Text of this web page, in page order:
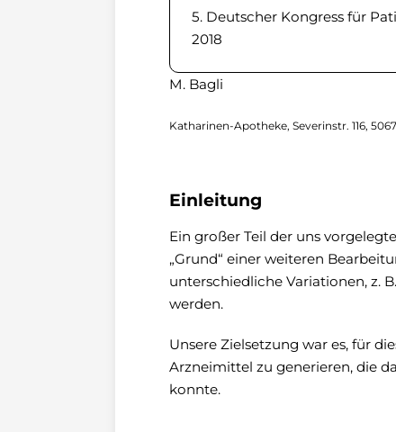
5. Deutscher Kongress für
2018
M. Bagli
Katharinen-Apotheke, Severinstr. 116,
Einleitung
Ein großer Teil der uns
„Grund“ einer weiteren
unterschiedliche Variationen, z.
werden.
Unsere Zielsetzung war es, für
Arzneimittel zu generieren, die
konnte.